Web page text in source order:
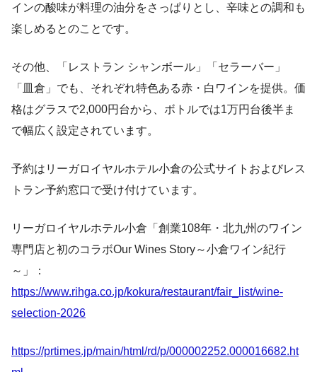
インの酸味が料理の油分をさっぱりとし、辛味との調和も
楽しめるとのことです。
その他、「レストラン シャンボール」「セラーバー」
「皿倉」でも、それぞれ特色ある赤・白ワインを提供。価
格はグラスで2,000円台から、ボトルでは1万円台後半ま
で幅広く設定されています。
予約はリーガロイヤルホテル小倉の公式サイトおよびレス
トラン予約窓口で受け付けています。
リーガロイヤルホテル小倉「創業108年・北九州のワイン
専門店と初のコラボOur Wines Story～小倉ワイン紀行
～」：
https://www.rihga.co.jp/kokura/restaurant/fair_list/wine-
selection-2026
https://prtimes.jp/main/html/rd/p/000002252.000016682.ht